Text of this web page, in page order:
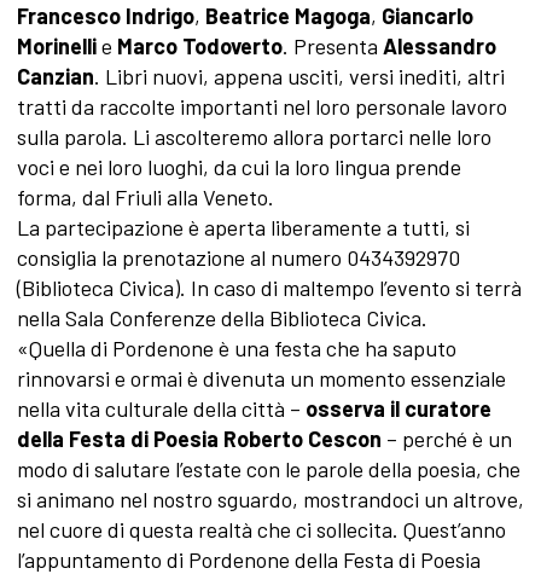
Francesco Indrigo, Beatrice Magoga, Giancarlo
Morinellie Marco Todoverto. Presenta Alessandro
Canzian. Libri nuovi, appena usciti, versi inediti, altri
tratti da raccolte importanti nel loro personale lavoro
sulla parola. Li ascolteremo allora portarci nelle loro
voci e nei loro luoghi, da cui la loro lingua prende
forma, dal Friuli alla Veneto.
La partecipazione è aperta liberamente a tutti, si
consiglia la prenotazione al numero 0434392970
(Biblioteca Civica). In caso di maltempo l’evento si terrà
nella Sala Conferenze della Biblioteca Civica.
«Quella di Pordenone è una festa che ha saputo
rinnovarsi e ormai è divenuta un momento essenziale
nella vita culturale della città – osserva il curatore
della Festa di Poesia Roberto Cescon – perché è un
modo di salutare l’estate con le parole della poesia, che
si animano nel nostro sguardo, mostrandoci un altrove,
nel cuore di questa realtà che ci sollecita. Quest’anno
l’appuntamento di Pordenone della Festa di Poesia